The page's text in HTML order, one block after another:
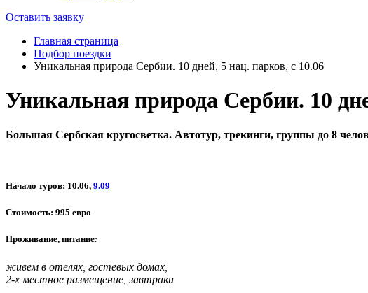
Оставить заявку
Главная страница
Подбор поездки
Уникальная природа Сербии. 10 дней, 5 нац. парков, с 10.06
Уникальная природа Сербии. 10
Большая Сербская кругосветка. Автотур, трекинги, группы до 8
Начало туров: 10.06, 9.09
Стоимость: 995 евро
Проживание, питание:
живем в отелях, гостевых домах,
2-х местное размещение, завтраки